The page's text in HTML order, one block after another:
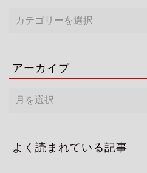
アーカイブ
ー
ブ
よく読まれている記事